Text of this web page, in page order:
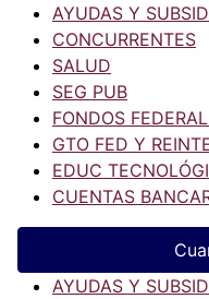
AYUDAS Y
CONCURRENTES
SALUD
SEG PUB
FONDOS
GTO FED Y
EDUC
CUENTAS
AYUDAS Y